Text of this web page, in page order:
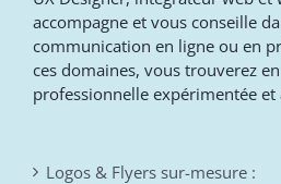
accompagne et vous conseille
communication en ligne ou en
ces domaines, vous trouverez
professionnelle expérimentée et
Logos & Flyers sur-mesure :